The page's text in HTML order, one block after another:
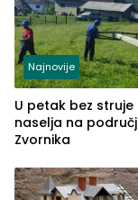
Najnovije
U petak bez struje
naselja na
Zvornika